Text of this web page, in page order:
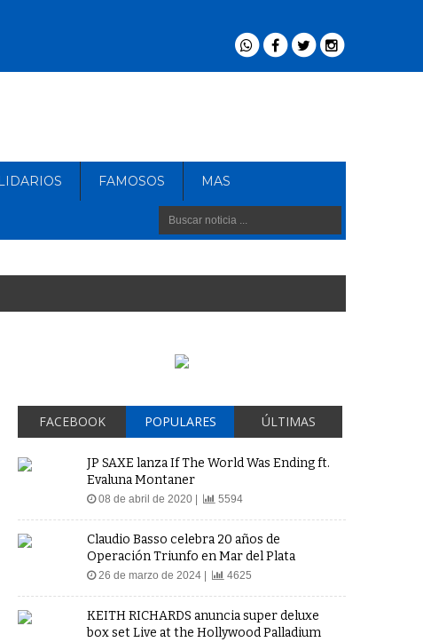
FAMOSOS MAS
FACEBOOK POPULARES ÚLTIMAS
JP SAXE lanza If The World Was Ending ft.
Evaluna Montaner
08 de abril de 2020 | 5594
Claudio Basso celebra 20 años de
Operación Triunfo en Mar del Plata
26 de marzo de 2024 | 4625
KEITH RICHARDS anuncia super deluxe
box set Live at the Hollywood Palladium